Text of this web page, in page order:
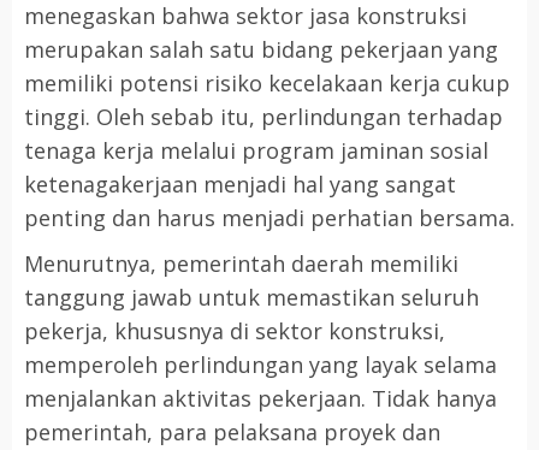
menegaskan bahwa sektor jasa konstruksi
merupakan salah satu bidang pekerjaan yang
memiliki potensi risiko kecelakaan kerja cukup
tinggi. Oleh sebab itu, perlindungan terhadap
tenaga kerja melalui program jaminan sosial
ketenagakerjaan menjadi hal yang sangat
penting dan harus menjadi perhatian bersama.
Menurutnya, pemerintah daerah memiliki
tanggung jawab untuk memastikan seluruh
pekerja, khususnya di sektor konstruksi,
memperoleh perlindungan yang layak selama
menjalankan aktivitas pekerjaan. Tidak hanya
pemerintah, para pelaksana proyek dan